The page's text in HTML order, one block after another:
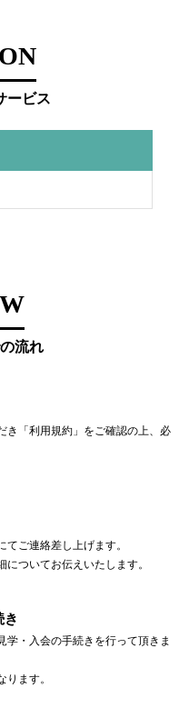
ービス
流れ
き「利用規約」をご確認の上、必
ご連絡差し上げます。
ついてお伝えいたします。
き
学・入会の手続きを行って頂きま
ます。